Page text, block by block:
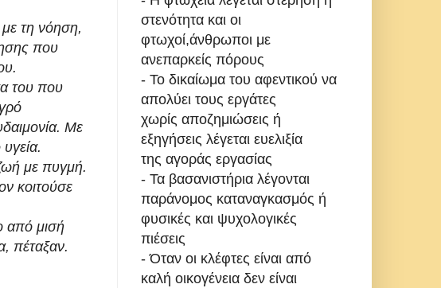
με τη νόηση,
που
του που
Με
με πυγμή.
κοιτούσε
από μισή
πέταξαν.
στενότητα και οι
φτωχοί,άνθρωποι με
ανεπαρκείς πόρους
- Το δικαίωμα του αφεντικού να
απολύει τους εργάτες
χωρίς αποζημιώσεις ή
εξηγήσεις λέγεται ευελιξία
της αγοράς εργασίας
- Τα βασανιστήρια λέγονται
παράνομος καταναγκασμός ή
φυσικές και ψυχολογικές
πιέσεις
- Όταν οι κλέφτες είναι από
καλή οικογένεια δεν είναι